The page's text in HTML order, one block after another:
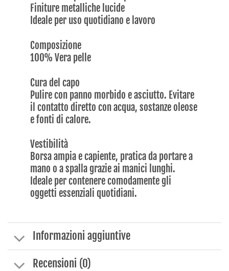
Finiture metalliche lucide
Ideale per uso quotidiano e lavoro
Composizione
100% Vera pelle
Cura del capo
Pulire con panno morbido e asciutto. Evitare
il contatto diretto con acqua, sostanze oleose
e fonti di calore.
Vestibilità
Borsa ampia e capiente, pratica da portare a
mano o a spalla grazie ai manici lunghi.
Ideale per contenere comodamente gli
oggetti essenziali quotidiani.
Informazioni aggiuntive
Recensioni (0)